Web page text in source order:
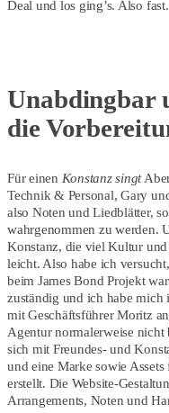
Deal und los ging’s. Also
Unabdingbar
die
Für einen Konstanz singt
Technik & Personal, Gary
also Noten und Liedblätter,
wahrgenommen zu werden.
Konstanz, die viel Kultur
leicht. Also habe ich
beim James Bond Projekt
zuständig und ich habe mich
mit Geschäftsführer Moritz
Agentur normalerweise nicht
sich mit Freundes- und
und eine Marke sowie
erstellt. Die Website-
Arrangements, Noten und